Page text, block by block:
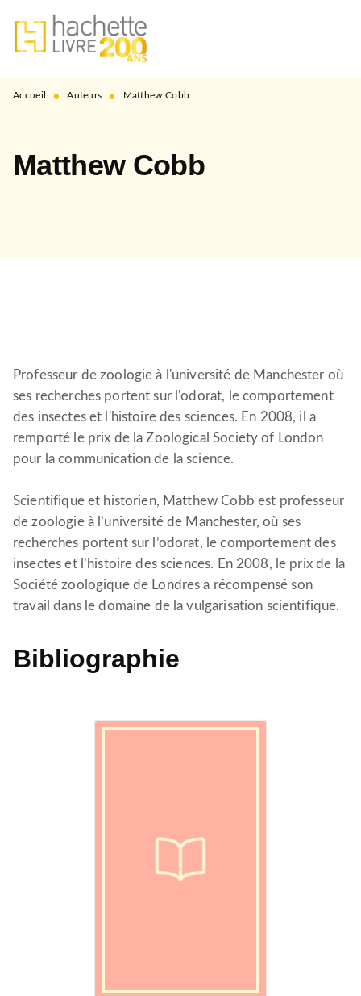
MENU RECHERCHE
PIED DE PAGE
Accueil • Auteurs • Matthew Cobb
Matthew Cobb
Professeur de zoologie à l'université de Manchester où
ses recherches portent sur l'odorat, le comportement
des insectes et l'histoire des sciences. En 2008, il a
remporté le prix de la Zoological Society of London
pour la communication de la science.
Scientifique et historien, Matthew Cobb est professeur
de zoologie à l’université de Manchester, où ses
recherches portent sur l’odorat, le comportement des
insectes et l’histoire des sciences. En 2008, le prix de la
Société zoologique de Londres a récompensé son
travail dans le domaine de la vulgarisation scientifique.
Bibliographie